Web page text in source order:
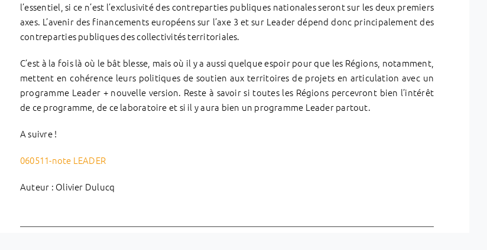
l’essentiel, si ce n’est l’exclusivité des contreparties publiques nationales seront sur les deux premiers
axes. L’avenir des financements européens sur l’axe 3 et sur Leader dépend donc principalement des
contreparties publiques des collectivités territoriales.
C’est à la fois là où le bât blesse, mais où il y a aussi quelque espoir pour que les Régions, notamment,
mettent en cohérence leurs politiques de soutien aux territoires de projets en articulation avec un
programme Leader + nouvelle version. Reste à savoir si toutes les Régions percevront bien l’intérêt
de ce programme, de ce laboratoire et si il y aura bien un programme Leader partout.
A suivre !
060511-note LEADER
Auteur : Olivier Dulucq